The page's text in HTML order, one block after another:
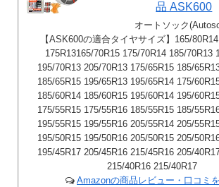
品 ASK600
オートソック
【ASK600の適合タイヤサイズ】165/
175R13165/70R15 175/70R14 185/70R13
195/70R13 205/70R13 175/65R15 185/
185/65R15 195/65R13 195/65R14 175/
185/60R14 185/60R15 195/60R14 195/
175/55R15 175/55R16 185/55R15 185/
195/55R15 195/55R16 205/55R14 205/
195/50R15 195/50R16 205/50R15 205/
195/45R17 205/45R16 215/45R16 205/
215/40R16 215/40R17
Amazonの商品レビュー・口コミ